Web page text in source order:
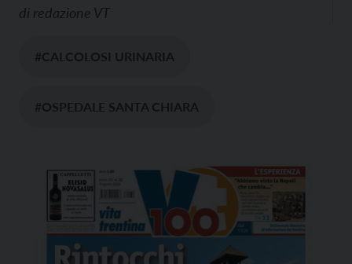
di redazione VT
#CALCOLOSI URINARIA
#OSPEDALE SANTA CHIARA